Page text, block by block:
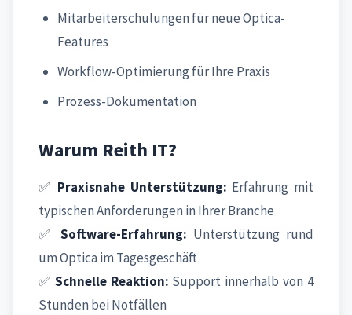
Mitarbeiterschulungen für neue Optica-
Features
Workflow-Optimierung für Ihre Praxis
Prozess-Dokumentation
Warum Reith IT?
✅ Praxisnahe Unterstützung: Erfahrung mit
typischen Anforderungen in Ihrer Branche
✅ Software-Erfahrung: Unterstützung rund
um Optica im Tagesgeschäft
✅ Schnelle Reaktion: Support innerhalb von 4
Stunden bei Notfällen